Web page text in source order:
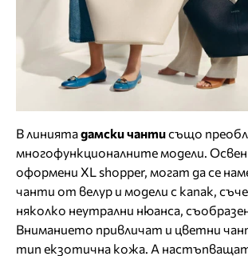
В линиятадамски чантисъщо
многофункционалните модели.
оформени XL shopper, могат да се
чанти от велур и модели с капак,
няколко неутрални нюанса,
Вниманието привличат и цветни
тип екзотична кожа. А